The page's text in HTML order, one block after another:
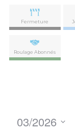
Fermeture
Roulage Abonnés
03/2026